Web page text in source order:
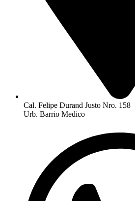
Cal. Felipe Durand Justo Nro. 158
Urb. Barrio Medico